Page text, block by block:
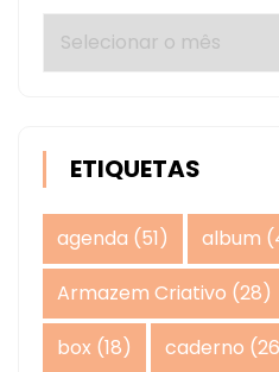
Arquivos
ETIQUETAS
agenda (51) album
Armazem Criativo (28)
box (18) caderno